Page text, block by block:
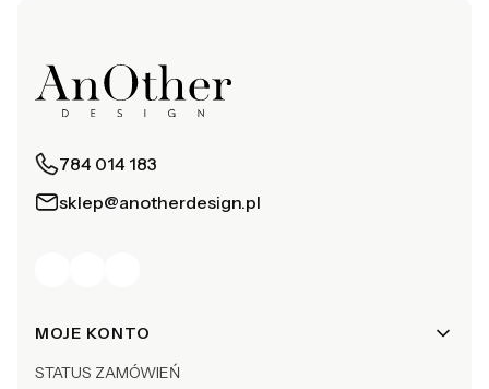
784 014 183
sklep@anotherdesign.pl
Linki w stopce
MOJE KONTO
STATUS ZAMÓWIEŃ